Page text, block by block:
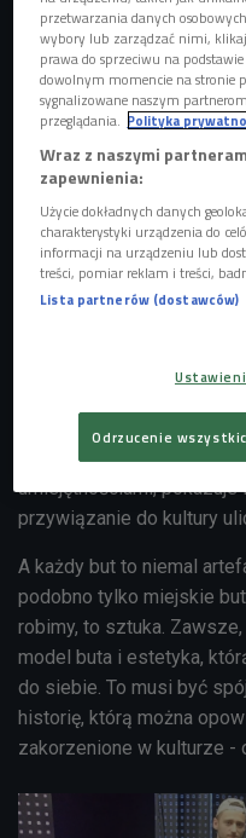
projektanci obuwia
pewnego rodzaju forma
umiejętnościami,
przywiązanie do kultury
A każdy but to niemal
podobno tylko miejskie
robimy, to sztuka.
model buta i estetyka,
do siebie. To musi być
historię, którą można
zakorzenione w kulturze -
przetwarzania danych
wybory lub zarządzać nimi,
prawa do sprzeciwu na
dowolnym momencie na stronie
sygnalizowane naszym
przeglądania. Polityka
Wraz z naszymi
zapewnienia:
Użycie dokładnych danych
charakterystyki urządzenia do
informacji na urządzeniu lub
treści, pomiar reklam i treści,
Lista partnerów (dostawców)
Odrzucenie